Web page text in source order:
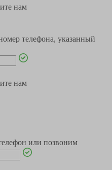
нам
телефона, указанный
нам
или позвоним